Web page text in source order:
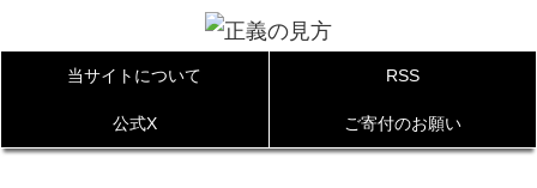
当サイトについて RSS
公式X ご寄付のお願い